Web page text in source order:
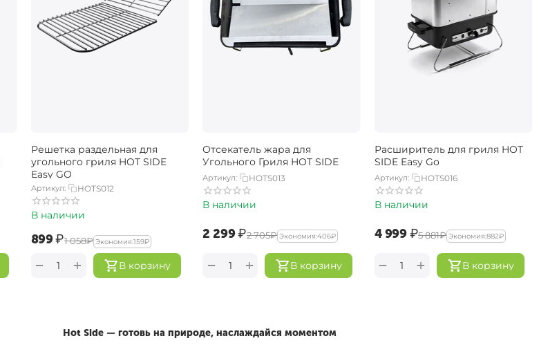
Hot Side — готовь на природе, наслаждайся моментом
Решетка раздельная для
угольного гриля HOT SIDE
Easy GO
Артикул: HOTS012
В наличии
‍899‍₽‍1 058‍₽ Экономия:‍159‍₽
В корзину
+
−
Отсекатель жара для
Угольного Гриля HOT SIDE
Артикул: HOTS013
В наличии
‍2 299‍₽‍2 705‍₽ Экономия:‍406‍₽
В корзину
+
−
Расширитель для гриля HOT
SIDE Easy Go
Артикул: HOTS016
В наличии
‍4 999‍₽‍5 881‍₽ Экономия:‍882‍₽
В корзину
+
−